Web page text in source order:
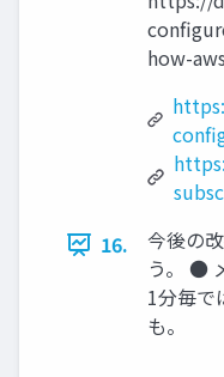
how-
16.
今後の
う。 ●
1分毎で
も。